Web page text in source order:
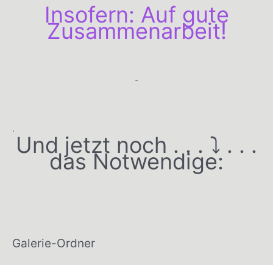
Galerie-Ordner
Insofern: Auf gute
Zusammenarbeit!
˘
.
Und jetzt noch . . . ⤵️ . . .
das Notwendige: